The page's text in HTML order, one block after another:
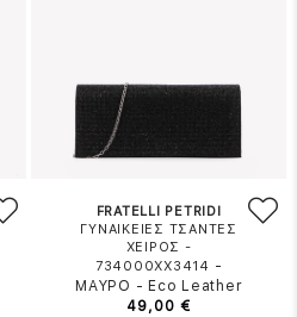
FRATELLI PETRIDI
ΓΥΝΑΙΚΕΙΕΣ ΤΣΑΝΤΕΣ
ΧΕΙΡΟΣ -
734000XX3414 -
ΜΑΥΡΟ - Eco Leather
49,00 €